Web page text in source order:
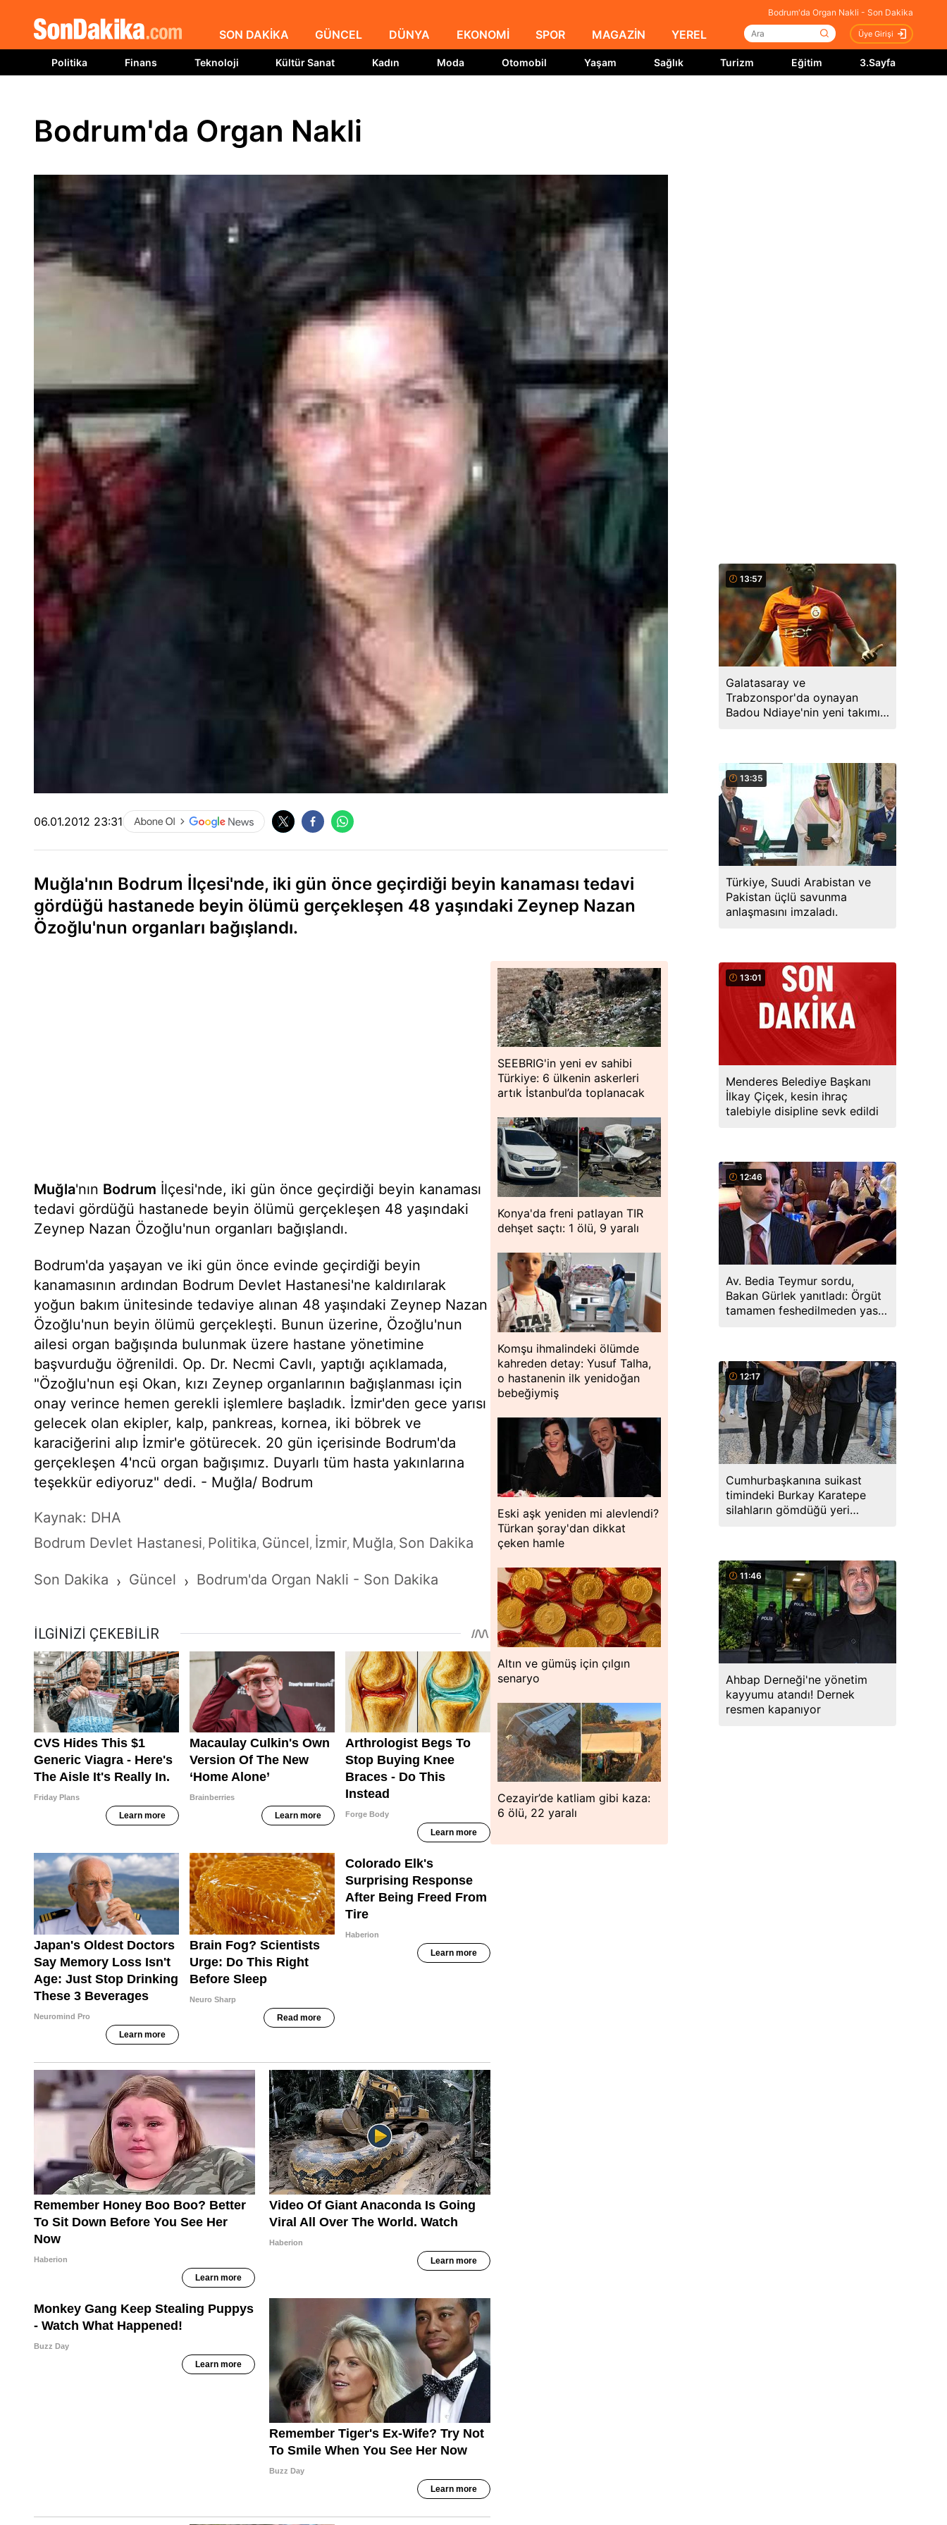
Bodrum'da Organ Nakli - Son Dakika
SON DAKİKA GÜNCEL DÜNYA EKONOMİ SPOR MAGAZİN YEREL Üye Girişi
Politika Finans Teknoloji Kültür Sanat Kadın Moda Otomobil Yaşam Sağlık Turizm Eğitim 3.Sayfa
Bodrum'da Organ Nakli
06.01.2012 23:31
Muğla'nın Bodrum İlçesi'nde, iki gün önce geçirdiği beyin kanaması tedavi
gördüğü hastanede beyin ölümü gerçekleşen 48 yaşındaki Zeynep Nazan
Özoğlu'nun organları bağışlandı.
Muğla'nın Bodrum İlçesi'nde, iki gün önce geçirdiği beyin kanaması
tedavi gördüğü hastanede beyin ölümü gerçekleşen 48 yaşındaki
Zeynep Nazan Özoğlu'nun organları bağışlandı.
Bodrum'da yaşayan ve iki gün önce evinde geçirdiği beyin
kanamasının ardından Bodrum Devlet Hastanesi'ne kaldırılarak
yoğun bakım ünitesinde tedaviye alınan 48 yaşındaki Zeynep Nazan
Özoğlu'nun beyin ölümü gerçekleşti. Bunun üzerine, Özoğlu'nun
ailesi organ bağışında bulunmak üzere hastane yönetimine
başvurduğu öğrenildi. Op. Dr. Necmi Cavlı, yaptığı açıklamada,
"Özoğlu'nun eşi Okan, kızı Zeynep organlarının bağışlanması için
onay verince hemen gerekli işlemlere başladık. İzmir'den gece yarısı
gelecek olan ekipler, kalp, pankreas, kornea, iki böbrek ve
karaciğerini alıp İzmir'e götürecek. 20 gün içerisinde Bodrum'da
gerçekleşen 4'ncü organ bağışımız. Duyarlı tüm hasta yakınlarına
teşekkür ediyoruz" dedi. - Muğla/ Bodrum
Kaynak: DHA
Bodrum Devlet Hastanesi, Politika, Güncel, İzmir, Muğla, Son Dakika
Son Dakika › Güncel › Bodrum'da Organ Nakli - Son Dakika
SEEBRIG'in yeni ev sahibi
Türkiye: 6 ülkenin askerleri
artık İstanbul’da toplanacak
Konya'da freni patlayan TIR
dehşet saçtı: 1 ölü, 9 yaralı
Komşu ihmalindeki ölümde
kahreden detay: Yusuf Talha,
o hastanenin ilk yenidoğan
bebeğiymiş
Eski aşk yeniden mi alevlendi?
Türkan şoray'dan dikkat
çeken hamle
Altın ve gümüş için çılgın
senaryo
Cezayir’de katliam gibi kaza:
6 ölü, 22 yaralı
13:57
Galatasaray ve
Trabzonspor'da oynayan
Badou Ndiaye'nin yeni takımı
13:35
Türkiye, Suudi Arabistan ve
Pakistan üçlü savunma
anlaşmasını imzaladı.
13:01
Menderes Belediye Başkanı
İlkay Çiçek, kesin ihraç
talebiyle disipline sevk edildi
12:46
Av. Bedia Teymur sordu,
Bakan Gürlek yanıtladı: Örgüt
tamamen feshedilmeden yasa
12:17
Cumhurbaşkanına suikast
timindeki Burkay Karatepe
silahların gömdüğü yeri
11:46
Ahbap Derneği'ne yönetim
kayyumu atandı! Dernek
resmen kapanıyor